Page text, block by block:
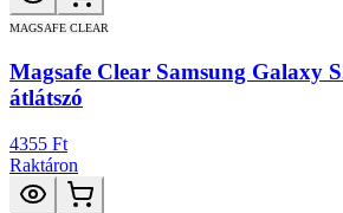
MAGSAFE CLEAR
Magsafe Clear Samsung Galaxy
átlátszó
4355 Ft
Raktáron